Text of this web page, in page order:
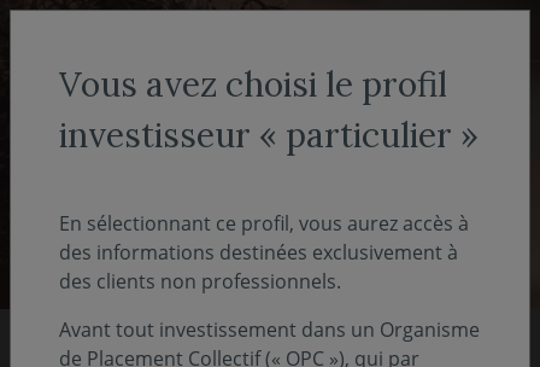
Aller au menu
Aller au contenu
Investisseur non-professionnel
Vous avez choisi le profil
investisseur « particulier »
En sélectionnant ce profil, vous aurez accès à
des informations destinées exclusivement à
des clients non professionnels.
Avant tout investissement dans un Organisme
de Placement Collectif (« OPC »), qui par